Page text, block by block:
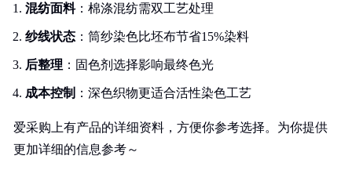
混纺面料：棉涤混纺需双工艺处理
纱线状态 ：筒纱染色比坯布节省15%染料
后整理 ：固色剂选择影响最终色光
成本控制 ：深色织物更适合活性染色工艺
爱采购上有产品的详细资料，方便你参考选择。为你提供
更加详细的信息参考～